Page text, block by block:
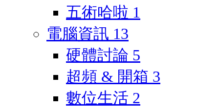
五術哈啦 1
電腦資訊 13
硬體討論 5
超頻 & 開箱 3
數位生活 2